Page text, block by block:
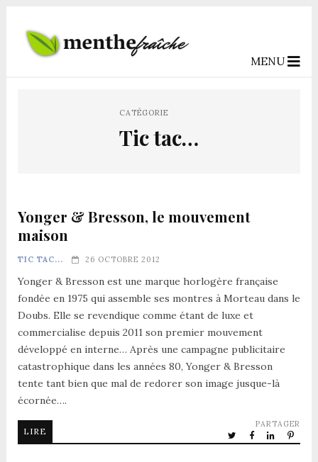
MENU
CATÉGORIE
Tic tac…
Yonger & Bresson, le mouvement
maison
TIC TAC... 26 OCTOBRE 2012
Yonger & Bresson est une marque horlogère française
fondée en 1975 qui assemble ses montres à Morteau dans le
Doubs. Elle se revendique comme étant de luxe et
commercialise depuis 2011 son premier mouvement
développé en interne… Après une campagne publicitaire
catastrophique dans les années 80, Yonger & Bresson
tente tant bien que mal de redorer son image jusque-là
écornée….
LIRE
PARTAGER